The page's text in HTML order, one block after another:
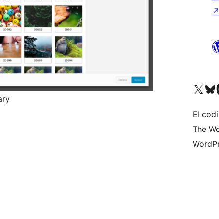
↗
Visiteu el nostreVisiteu el
El
The